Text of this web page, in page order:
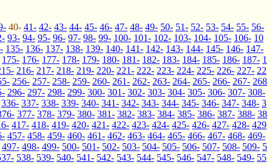
40- 41- 42- 43- 44- 45- 46- 47- 48- 49- 50- 51- 52- 53- 54- 55- 56-
93- 94- 95- 96- 97- 98- 99- 100- 101- 102- 103- 104- 105- 106- 10
135- 136- 137- 138- 139- 140- 141- 142- 143- 144- 145- 146- 147-
175- 176- 177- 178- 179- 180- 181- 182- 183- 184- 185- 186- 187- 1
216- 217- 218- 219- 220- 221- 222- 223- 224- 225- 226- 227- 22
256- 257- 258- 259- 260- 261- 262- 263- 264- 265- 266- 267- 268
296- 297- 298- 299- 300- 301- 302- 303- 304- 305- 306- 307- 308-
336- 337- 338- 339- 340- 341- 342- 343- 344- 345- 346- 347- 348- 3
377- 378- 379- 380- 381- 382- 383- 384- 385- 386- 387- 388- 38
417- 418- 419- 420- 421- 422- 423- 424- 425- 426- 427- 428- 429
457- 458- 459- 460- 461- 462- 463- 464- 465- 466- 467- 468- 469-
497- 498- 499- 500- 501- 502- 503- 504- 505- 506- 507- 508- 509- 5
538- 539- 540- 541- 542- 543- 544- 545- 546- 547- 548- 549- 55